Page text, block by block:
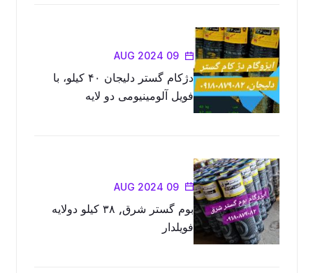
09 AUG 2024
دژکام گستر دلیجان ۴۰ کیلو، با
فویل آلومینیومی دو لایه
09 AUG 2024
بوم گستر شرق, ۳۸ کیلو دولایه
فویلدار